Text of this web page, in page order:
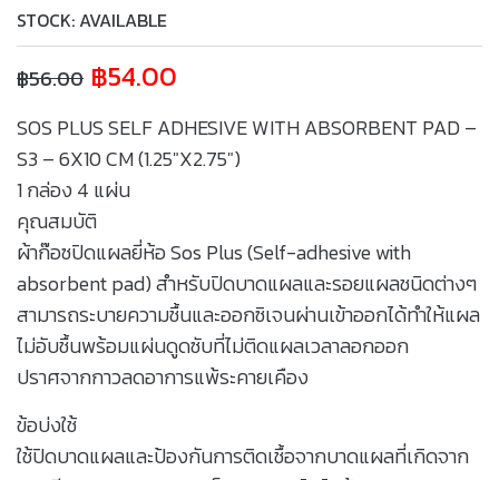
STOCK: AVAILABLE
฿56.00 ฿54.00
SOS PLUS SELF ADHESIVE WITH ABSORBENT PAD –
S3 – 6X10 CM (1.25″X2.75″)
1 กล่อง 4 แผ่น
คุณสมบัติ
ผ้าก๊อซปิดแผลยี่ห้อ Sos Plus (Self-adhesive with
absorbent pad) สำหรับปิดบาดแผลและรอยแผลชนิดต่างๆ
สามารถระบายความชื้นและออกซิเจนผ่านเข้าออกได้ทำให้แผล
ไม่อับชื้นพร้อมแผ่นดูดซับที่ไม่ติดแผลเวลาลอกออก
ปราศจากกาวลดอาการแพ้ระคายเคือง
ข้อบ่งใช้
ใช้ปิดบาดแผลและป้องกันการติดเชื้อจากบาดแผลที่เกิดจาก